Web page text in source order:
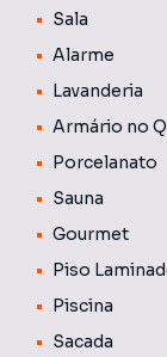
Banheiros:
Descrição da
Shopping
Descrição do
Sala
Alarme
Lavanderia
Armário no
Porcelanato
Sauna
Gourmet
Piso
Piscina
Sacada